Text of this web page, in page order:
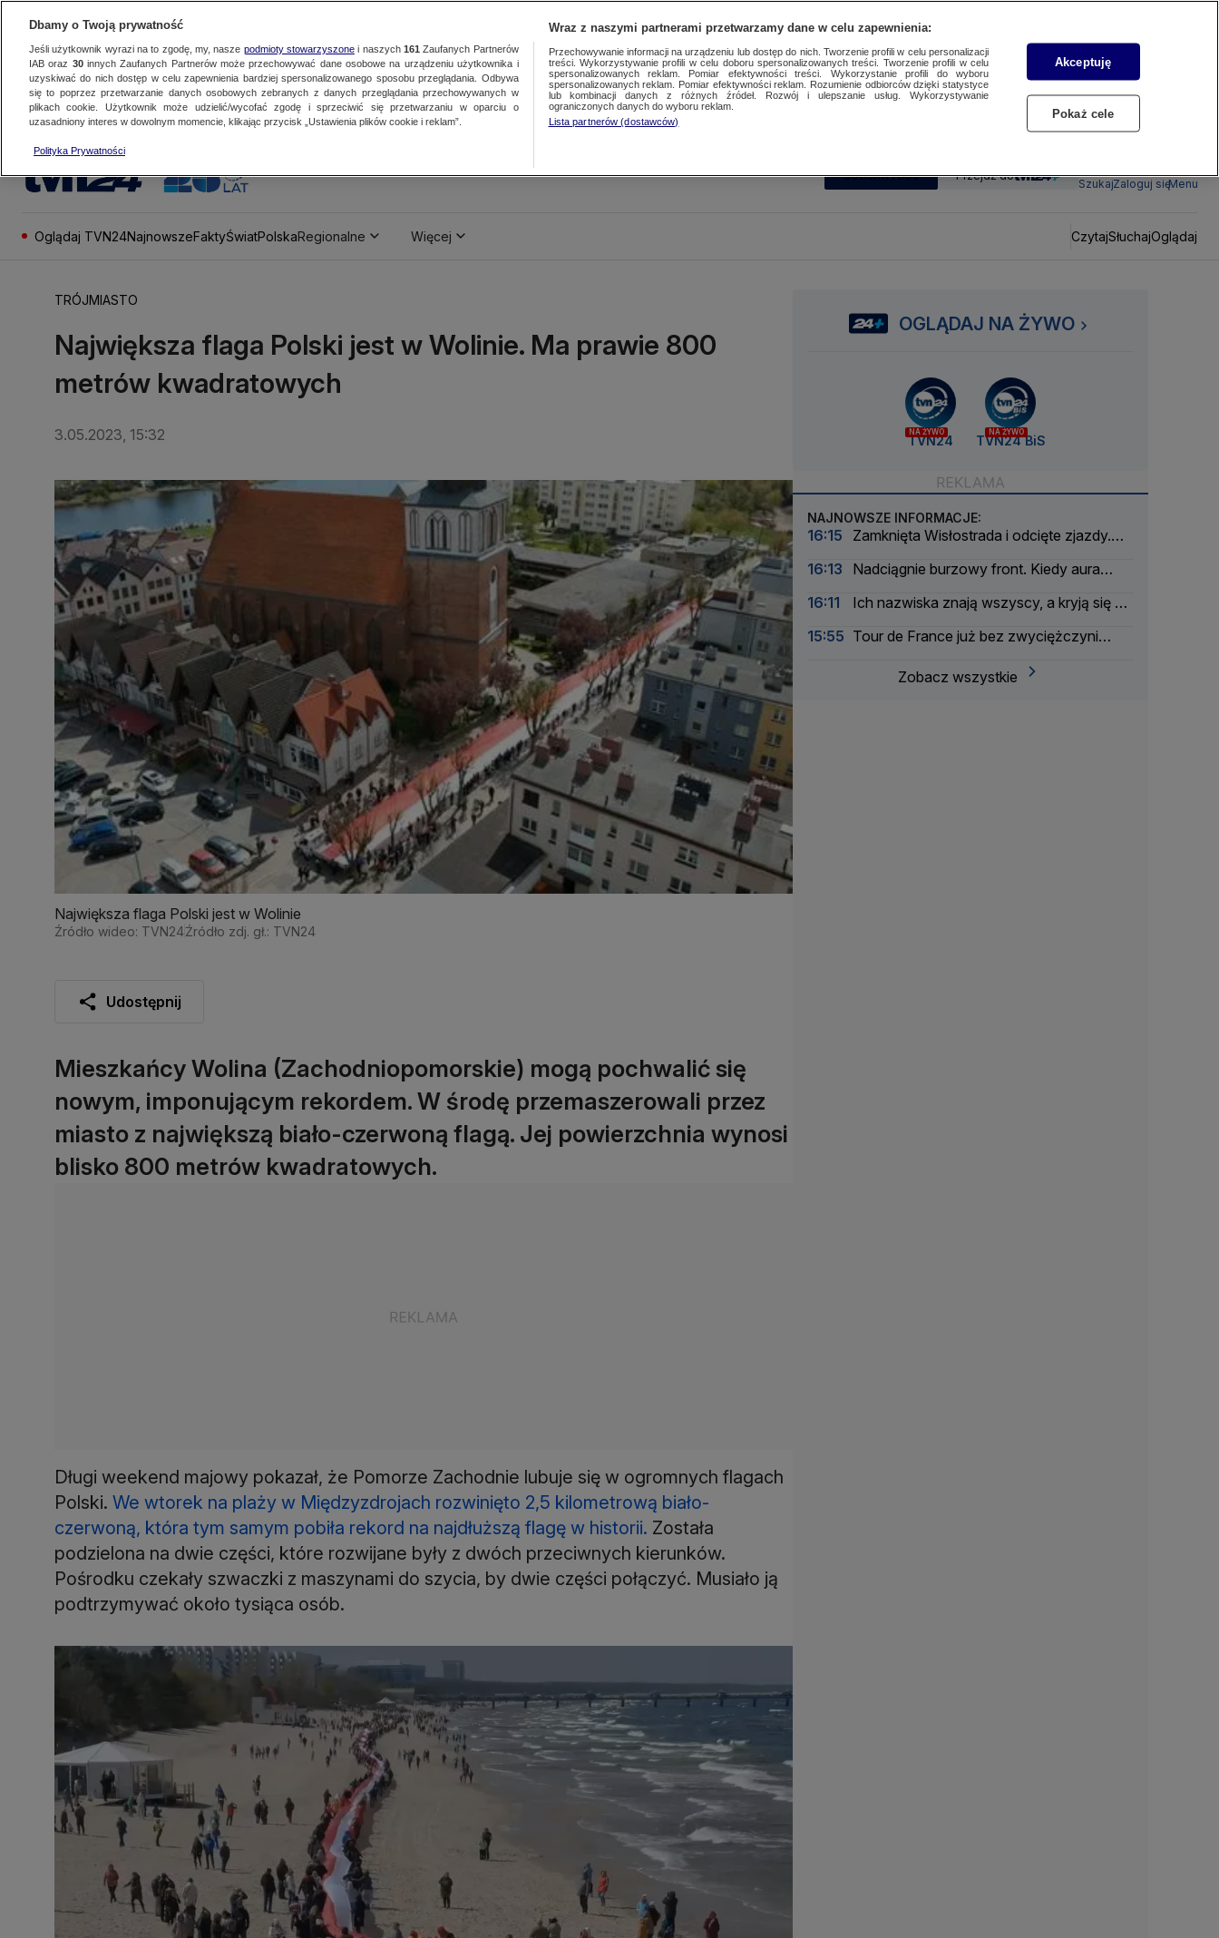
SUBSKRYBUJ Przejdź do
SzukajZaloguj sięMenu
Oglądaj TVN24NajnowszeFaktyŚwiatPolskaRegionalne Więcej CzytajSłuchajOglądaj
TRÓJMIASTO
Największa flaga Polski jest w Wolinie. Ma prawie 800
metrów kwadratowych
3.05.2023, 15:32
Największa flaga Polski jest w Wolinie
Źródło wideo: TVN24Źródło zdj. gł.: TVN24
Udostępnij
Mieszkańcy Wolina (Zachodniopomorskie) mogą pochwalić się
nowym, imponującym rekordem. W środę przemaszerowali przez
miasto z największą biało-czerwoną flagą. Jej powierzchnia wynosi
blisko 800 metrów kwadratowych.
Długi weekend majowy pokazał, że Pomorze Zachodnie lubuje się w ogromnych flagach
Polski. We wtorek na plaży w Międzyzdrojach rozwinięto 2,5 kilometrową biało-
czerwoną, która tym samym pobiła rekord na najdłuższą flagę w historii. Została
podzielona na dwie części, które rozwijane były z dwóch przeciwnych kierunków.
Pośrodku czekały szwaczki z maszynami do szycia, by dwie części połączyć. Musiało ją
podtrzymywać około tysiąca osób.
OGLĄDAJ NA ŻYWO
NA ŻYWO
TVN24
NA ŻYWO
TVN24 BiS
NAJNOWSZE INFORMACJE:
16:15
Zamknięta Wisłostrada i odcięte zjazdy.
16:13
Nadciągnie burzowy front. Kiedy aura
16:11
Ich nazwiska znają wszyscy, a kryją się w
15:55 Tour de France już bez zwyciężczyni
Zobacz wszystkie
Dbamy o Twoją prywatność
Jeśli użytkownik wyrazi na to zgodę, my, nasze podmioty stowarzyszonei naszych 161 Zaufanych Partnerów
IAB oraz 30innych Zaufanych Partnerów może przechowywać dane osobowe na urządzeniu użytkownika i
uzyskiwać do nich dostęp w celu zapewnienia bardziej spersonalizowanego sposobu przeglądania. Odbywa
się to poprzez przetwarzanie danych osobowych zebranych z danych przeglądania przechowywanych w
plikach cookie. Użytkownik może udzielić/wycofać zgodę i sprzeciwić się przetwarzaniu w oparciu o
uzasadniony interes w dowolnym momencie, klikając przycisk „Ustawienia plików cookie i reklam”.
Polityka Prywatności
Wraz z naszymi partnerami przetwarzamy dane w celu zapewnienia:
Przechowywanie informacji na urządzeniu lub dostęp do nich. Tworzenie profili w celu personalizacji
treści. Wykorzystywanie profili w celu doboru spersonalizowanych treści. Tworzenie profili w celu
spersonalizowanych reklam. Pomiar efektywności treści. Wykorzystanie profili do wyboru
spersonalizowanych reklam. Pomiar efektywności reklam. Rozumienie odbiorców dzięki statystyce
lub kombinacji danych z różnych źródeł. Rozwój i ulepszanie usług. Wykorzystywanie
ograniczonych danych do wyboru reklam.
Lista partnerów (dostawców)
Akceptuję
Pokaż cele